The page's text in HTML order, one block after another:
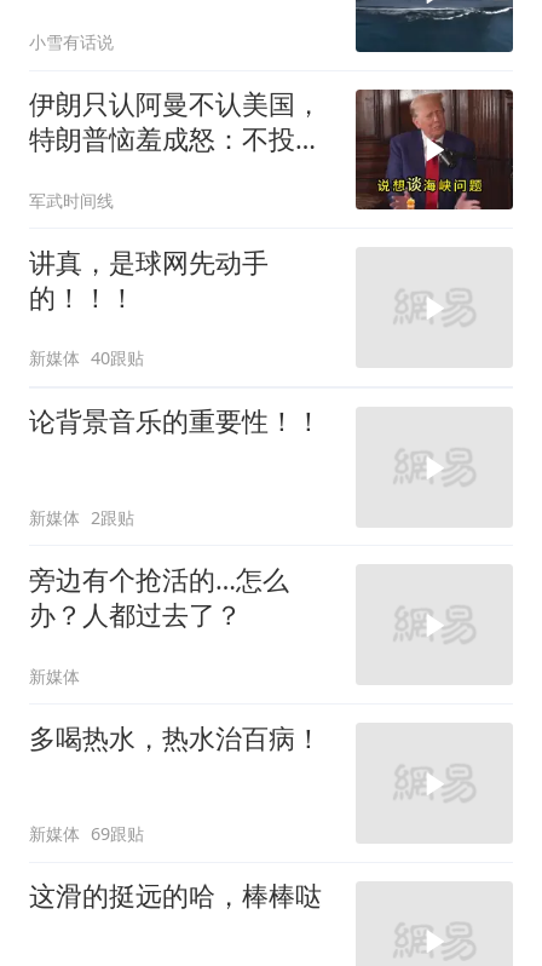
了？
小雪有话说
伊朗只认阿曼不认美国，
特朗普恼羞成怒：不投降
军武时间线
讲真，是球网先动手
的！！！
新媒体 40跟贴
论背景音乐的重要性！！
新媒体 2跟贴
旁边有个抢活的…怎么
办？人都过去了？
新媒体
多喝热水，热水治百病！
新媒体 69跟贴
这滑的挺远的哈，棒棒哒